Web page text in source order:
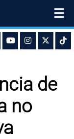
☰
de
no